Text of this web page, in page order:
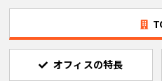
オフィスの特長